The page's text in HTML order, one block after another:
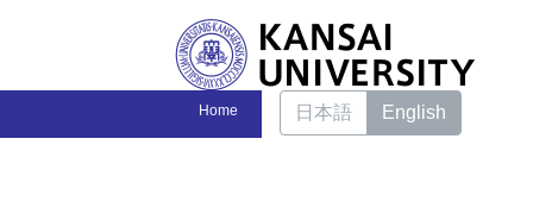
Home 日本語 English